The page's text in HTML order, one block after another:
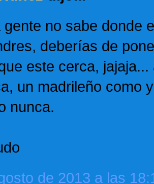
gente no sabe donde
deberías de
este cerca,
un madrileño como
nunca.
de 2013 a las